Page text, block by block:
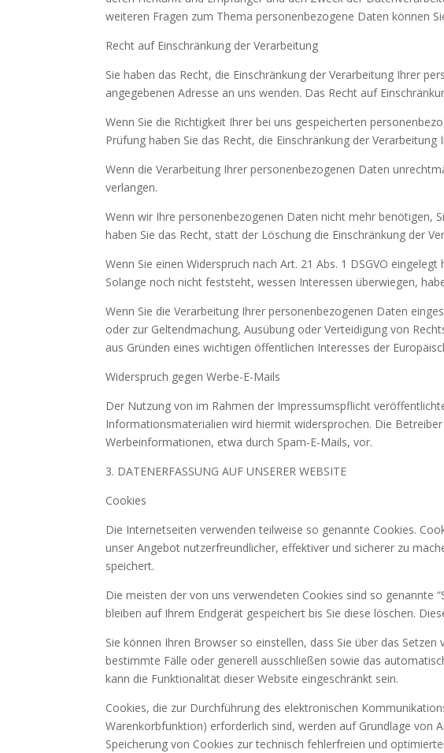
weiteren Fragen zum Thema personenbezogene Daten können
Recht auf Einschränkung der Verarbeitung
Sie haben das Recht, die Einschränkung der Verarbeitung Ihrer
angegebenen Adresse an uns wenden. Das Recht auf
Wenn Sie die Richtigkeit Ihrer bei uns gespeicherten
Prüfung haben Sie das Recht, die Einschränkung der
Wenn die Verarbeitung Ihrer personenbezogenen Daten
verlangen.
Wenn wir Ihre personenbezogenen Daten nicht mehr benötigen,
haben Sie das Recht, statt der Löschung die Einschränkung der
Wenn Sie einen Widerspruch nach Art. 21 Abs. 1 DSGVO
Solange noch nicht feststeht, wessen Interessen überwiegen,
Wenn Sie die Verarbeitung Ihrer personenbezogenen Daten
oder zur Geltendmachung, Ausübung oder Verteidigung von
aus Gründen eines wichtigen öffentlichen Interesses der
Widerspruch gegen Werbe-E-Mails
Der Nutzung von im Rahmen der Impressumspflicht
Informationsmaterialien wird hiermit widersprochen. Die
Werbeinformationen, etwa durch Spam-E-Mails, vor.
3. DATENERFASSUNG AUF UNSERER WEBSITE
Cookies
Die Internetseiten verwenden teilweise so genannte Cookies.
unser Angebot nutzerfreundlicher, effektiver und sicherer zu
speichert.
Die meisten der von uns verwendeten Cookies sind so genannte
bleiben auf Ihrem Endgerät gespeichert bis Sie diese löschen.
Sie können Ihren Browser so einstellen, dass Sie über das
bestimmte Fälle oder generell ausschließen sowie das
kann die Funktionalität dieser Website eingeschränkt sein.
Cookies, die zur Durchführung des elektronischen
Warenkorbfunktion) erforderlich sind, werden auf Grundlage von
Speicherung von Cookies zur technisch fehlerfreien und